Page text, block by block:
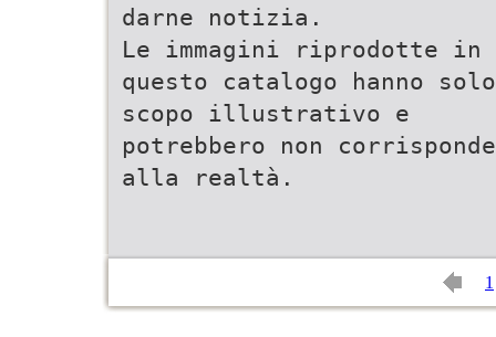
darne notizia.
Le immagini riprodotte in
questo catalogo hanno solo
scopo illustrativo e
potrebbero non
alla realtà.
1